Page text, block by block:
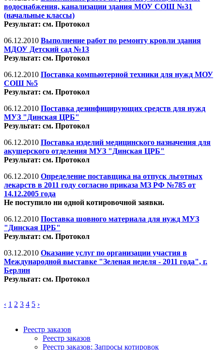
водоснабжения, канализации здания МОУ СОШ №31
(начальные классы)
Результат: см. Протокол
06.12.2010 Выполнение работ по ремонту кровли здания
МДОУ Детский сад №13
Результат: см. Протокол
06.12.2010 Поставка компьютерной техники для нужд МОУ
СОШ №5
Результат: см. Протокол
06.12.2010 Поставка дезинфицирующих средств для нужд
МУЗ "Динская ЦРБ"
Результат: см. Протокол
06.12.2010 Поставка изделий медицинского назначения для
акушерского отделения МУЗ "Динская ЦРБ"
Результат: см. Протокол
06.12.2010 Определение поставщика на отпуск льготных
лекарств в 2011 году согласно приказа МЗ РФ №785 от
14.12.2005 года
Не поступило ни одной котировочной заявки.
06.12.2010 Поставка шовного материала для нужд МУЗ
"Динская ЦРБ"
Результат: см. Протокол
03.12.2010 Оказание услуг по организации участия в
Международной выставке "Зеленая неделя - 2011 года", г.
Берлин
Результат: см. Протокол
‹ 1 2 3 4 5 ›
Реестр заказов
Реестр заказов
Реестр заказов: Запросы котировок